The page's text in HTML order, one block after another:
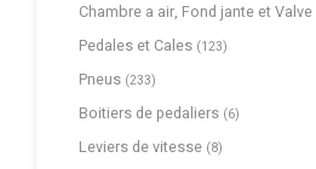
Chambre a air, Fond jante et Valve
Pedales et Cales (123)
Pneus (233)
Boitiers de pedaliers (6)
Leviers de vitesse (8)